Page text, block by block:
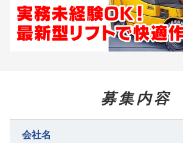
募集内容
会社名